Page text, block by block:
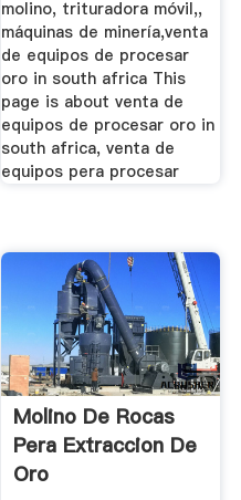
molino, trituradora móvil,,
máquinas de minería,venta
de equipos de procesar
oro in south africa This
page is about venta de
equipos de procesar oro in
south africa, venta de
equipos pera procesar
Molino De Rocas
Pera Extraccion De
Oro